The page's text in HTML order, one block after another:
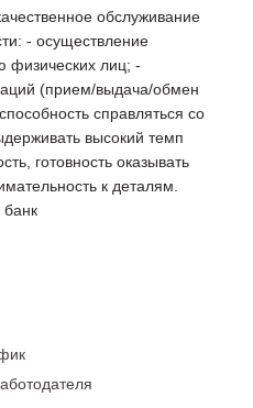
обслуживание
- осуществление
физических лиц; -
(прием/выдача/обмен
справляться со
высокий темп
готовность оказывать
к деталям.